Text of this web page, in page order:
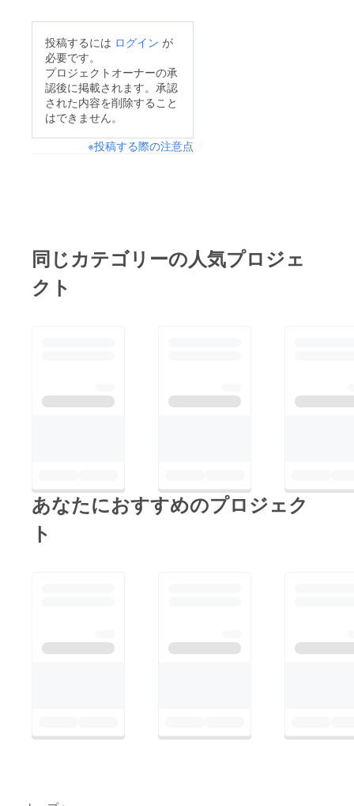
ベースに北海道産赤味
噌、白味噌、北海道醸
造醤油をブレンドし、
練りゴマ、ネギオイ
ビ辛、唐辛子、豆板
この特別なスープに合
うのは細ちぢれ麺で
よろしくお願いいたし
投稿するには ログイン が
必要です。
プロジェクトオーナーの承
認後に掲載されます。承認
された内容を削除すること
はできません。
※投稿する際の注意点
同じカテゴリーの人気プロジェ
クト
あなたにおすすめのプロジェク
ト